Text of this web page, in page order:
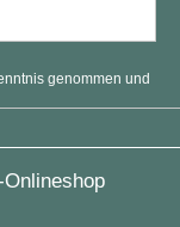
genommen und